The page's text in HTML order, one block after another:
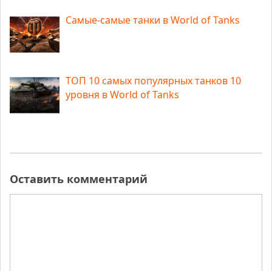
Самые-самые танки в World of Tanks
ТОП 10 самых популярных танков 10
уровня в World of Tanks
Оставить комментарий